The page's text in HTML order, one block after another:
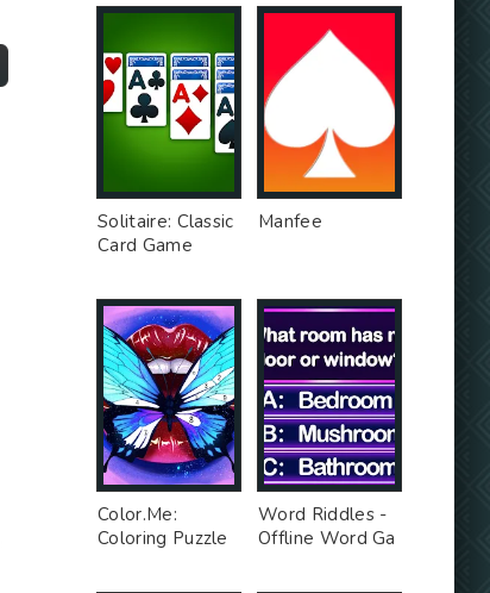
Solitaire: Classic
Card Game
Manfee
Color.Me:
Coloring Puzzle
Word Riddles -
Offline Word Ga